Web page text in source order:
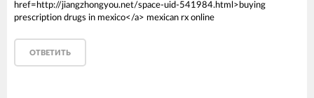
href=http://jiangzhongyou.net/space-uid-541984.html>buying
prescription drugs in mexico</a> mexican rx online
ОТВЕТИТЬ